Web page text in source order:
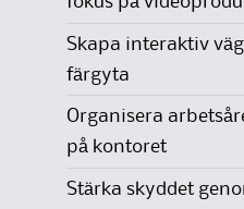
Skapa interaktiv
färgyta
Organisera
på kontoret
Stärka skyddet